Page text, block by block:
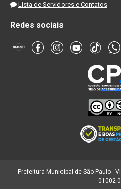
Lista de Servidores e Contatos
Redes sociais
Prefeitura Municipal de São Paulo -
01002-